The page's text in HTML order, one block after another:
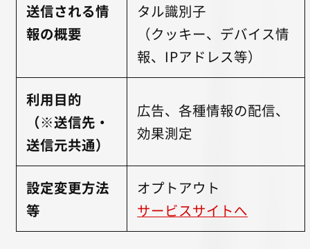
送信される情
報の概要
タル識別子
（クッキー、デバイス情
報、IPアドレス等）
利用目的
（※送信先・
送信元共通）
広告、各種情報の配信、
効果測定
設定変更方法
等
オプトアウト
サービスサイトへ